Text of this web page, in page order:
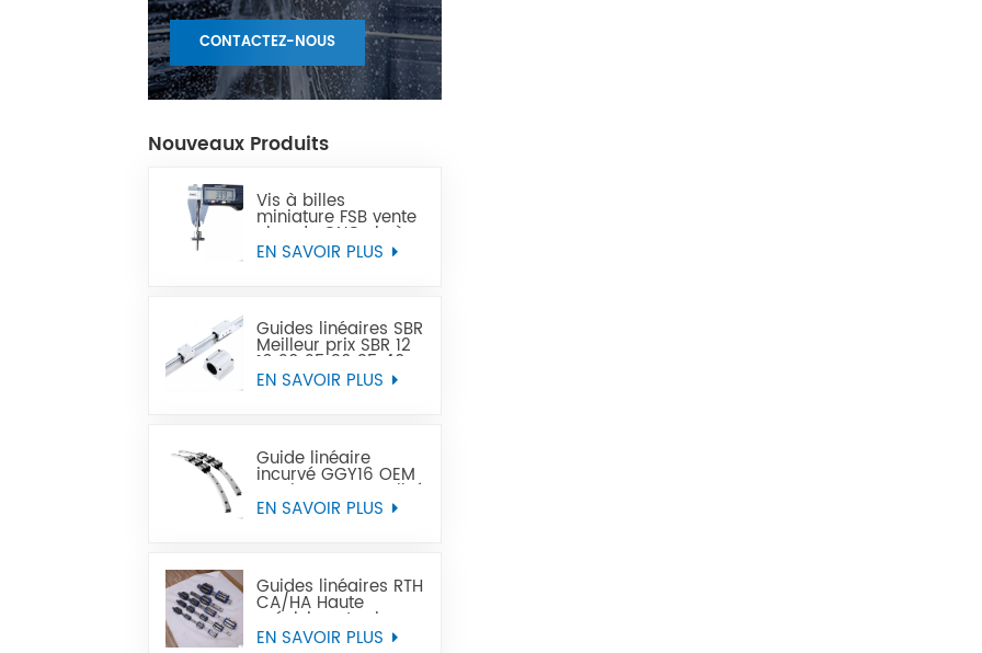
CONTACTEZ-NOUS
Nouveaux Produits
Vis à billes
miniature FSB vente
chaude CNC vis à
billes Miniature de
précision peut
EN SAVOIR PLUS
Guides linéaires SBR
Meilleur prix SBR 12
16 20 25 30 35 40
50 rail de guidage
EN SAVOIR PLUS
Guide linéaire
incurvé GGY16 OEM
service personnalisé
fourni, rail de
EN SAVOIR PLUS
Guides linéaires RTH
CA/HA Haute
précision et prix
abordable
EN SAVOIR PLUS